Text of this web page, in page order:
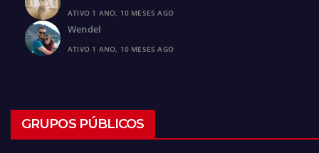
ATIVO 1 ANO, 10 MESES AGO
Wendel
ATIVO 1 ANO, 10 MESES AGO
GRUPOS PÚBLICOS